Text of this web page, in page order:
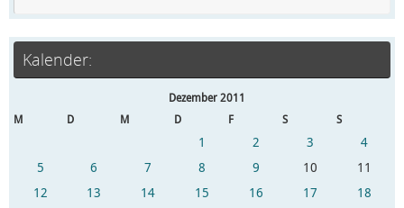
Kalender:
Dezember 2011
M
D M D F S S
1 2 3
4
5
6 7 8 9 10
11
12
13 14 15 16 17
18